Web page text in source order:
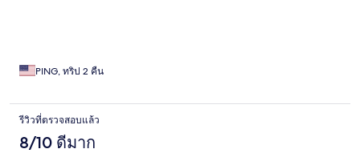
PING, ทริป 2 คืน
รีวิวที่ตรวจสอบแล้ว
8/10 ดีมาก